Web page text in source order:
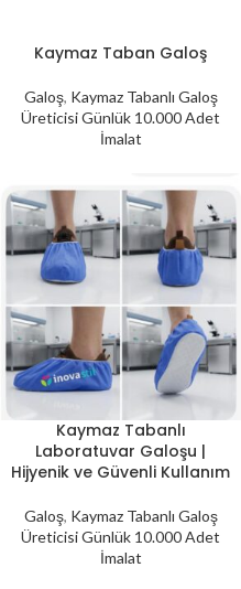
Kaymaz Taban Galoş
Galoş, Kaymaz Tabanlı Galoş
Üreticisi Günlük 10.000 Adet
İmalat
Kaymaz Tabanlı
Laboratuvar Galoşu |
Hijyenik ve Güvenli Kullanım
Galoş, Kaymaz Tabanlı Galoş
Üreticisi Günlük 10.000 Adet
İmalat